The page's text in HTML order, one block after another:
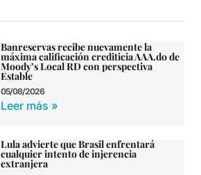
Banreservas recibe nuevamente la
máxima calificación crediticia AAA.do de
Moody’s Local RD con perspectiva
Estable
05/08/2026
Leer más »
Lula advierte que Brasil enfrentará
cualquier intento de injerencia
extranjera